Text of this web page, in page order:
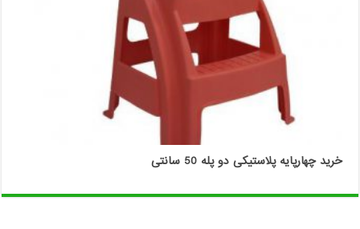
خرید چهارپایه پلاستیکی دو پله 50 سانتی